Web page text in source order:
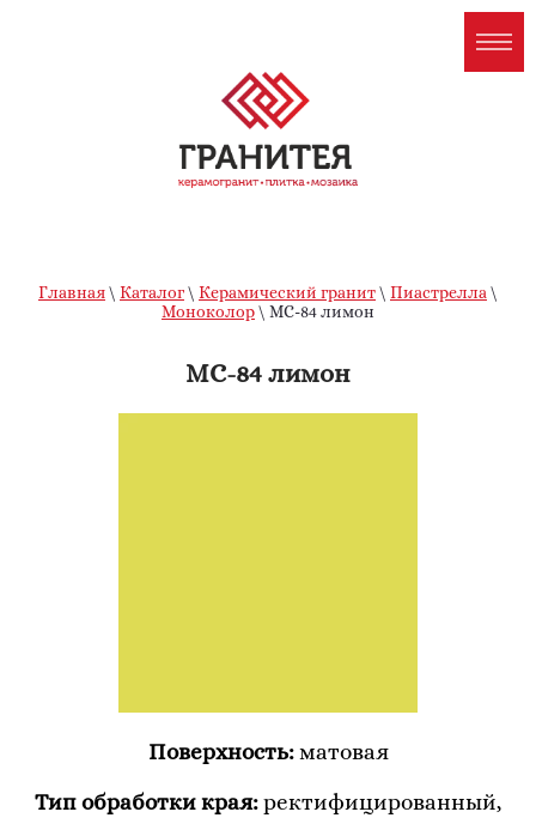
Главная \ Каталог \ Керамический гранит \ Пиастрелла \
Моноколор \ МС-84 лимон
МС-84 лимон
Поверхность: матовая
Тип обработки края: ректифицированный,